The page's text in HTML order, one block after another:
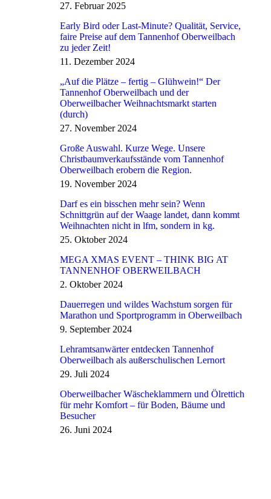
27. Februar 2025
Early Bird oder Last-Minute? Qualität, Service,
faire Preise auf dem Tannenhof Oberweilbach
zu jeder Zeit!
11. Dezember 2024
„Auf die Plätze – fertig – Glühwein!“ Der
Tannenhof Oberweilbach und der
Oberweilbacher Weihnachtsmarkt starten
(durch)
27. November 2024
Große Auswahl. Kurze Wege. Unsere
Christbaumverkaufsstände vom Tannenhof
Oberweilbach erobern die Region.
19. November 2024
Darf es ein bisschen mehr sein? Wenn
Schnittgrün auf der Waage landet, dann kommt
Weihnachten nicht in lfm, sondern in kg.
25. Oktober 2024
MEGA XMAS EVENT – THINK BIG AT
TANNENHOF OBERWEILBACH
2. Oktober 2024
Dauerregen und wildes Wachstum sorgen für
Marathon und Sportprogramm in Oberweilbach
9. September 2024
Lehramtsanwärter entdecken Tannenhof
Oberweilbach als außerschulischen Lernort
29. Juli 2024
Oberweilbacher Wäscheklammern und Ölrettich
für mehr Komfort – für Boden, Bäume und
Besucher
26. Juni 2024